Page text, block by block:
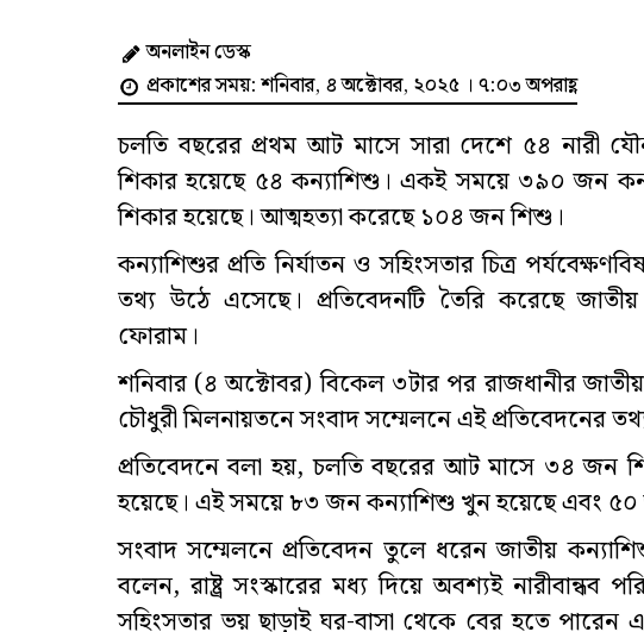
অনলাইন ডেস্ক
প্রকাশের সময়: শনিবার, ৪ অক্টোবর, ২০২৫ । ৭:০৩ অপরাহ্ণ
চলতি বছরের প্রথম আট মাসে সারা দেশে ৫৪ নারী
শিকার হয়েছে ৫৪ কন্যাশিশু। একই সময়ে ৩৯০ জন
শিকার হয়েছে। আত্মহত্যা করেছে ১০৪ জন শিশু।
কন্যাশিশুর প্রতি নির্যাতন ও সহিংসতার চিত্র
তথ্য উঠে এসেছে। প্রতিবেদনটি তৈরি করেছে
ফোরাম।
শনিবার (৪ অক্টোবর) বিকেল ৩টার পর রাজধানীর
চৌধুরী মিলনায়তনে সংবাদ সম্মেলনে এই প্রতিবেদনের
প্রতিবেদনে বলা হয়, চলতি বছরের আট মাসে ৩৪ জন
হয়েছে। এই সময়ে ৮৩ জন কন্যাশিশু খুন হয়েছে এবং ৫০
সংবাদ সম্মেলনে প্রতিবেদন তুলে ধরেন জাতীয়
বলেন, রাষ্ট্র সংস্কারের মধ্য দিয়ে অবশ্যই
সহিংসতার ভয় ছাড়াই ঘর-বাসা থেকে বের হতে পারেন